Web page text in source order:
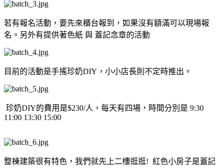
若有報名活動，要先來櫃台報到，如果沒有額滿可以現場報
名。另外有提供著色紙 與 蓋記念章的活動
目前的活動是手搖珍奶DIY，小小店長則不定時推出。
珍奶DIY的費用是$230/人，每天有四場，時間分別是 9:30
11:00 13:30 15:00
整棟建築很有特色，我們就先上二樓逛逛! 紅色小房子是蓋記